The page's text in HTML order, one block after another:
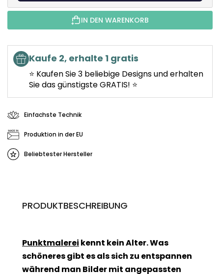
IN DEN WARENKORB
Kaufe 2, erhalte 1 gratis
⭐ Kaufen Sie 3 beliebige Designs und erhalten
Sie das günstigste GRATIS! ⭐
Einfachste Technik
Produktion in der EU
Beliebtester Hersteller
PRODUKTBESCHREIBUNG
Punktmalerei kennt kein Alter. Was
schöneres gibt es als sich zu entspannen
während man Bilder mit angepassten